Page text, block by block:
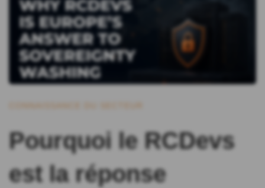
Pourquoi le RCDevs
est la réponse